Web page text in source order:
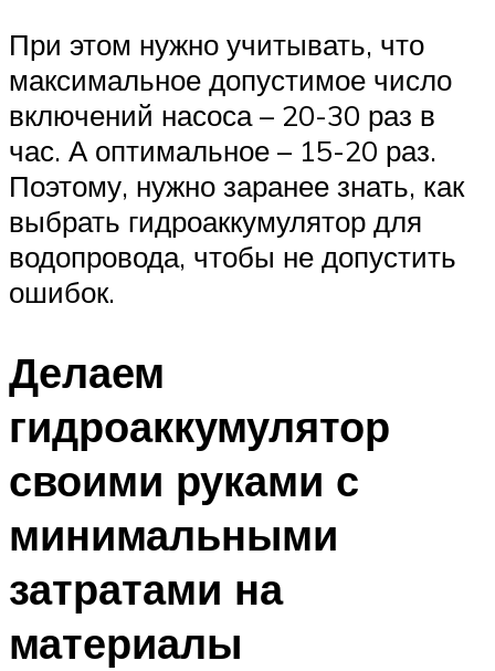
При этом нужно учитывать, что
максимальное допустимое число
включений насоса – 20-30 раз в
час. А оптимальное – 15-20 раз.
Поэтому, нужно заранее знать, как
выбрать гидроаккумулятор для
водопровода, чтобы не допустить
ошибок.
Делаем
гидроаккумулятор
своими руками с
минимальными
затратами на
материалы